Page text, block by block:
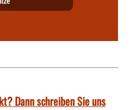
Dann schreiben Sie uns